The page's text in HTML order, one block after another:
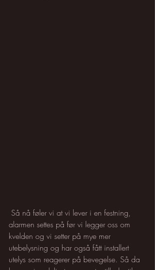
alarmen settes på før vi legger oss om
kvelden og vi setter på mye mer
utebelysning og har også fått installert
utelys som reagerer på bevegelse. Så da